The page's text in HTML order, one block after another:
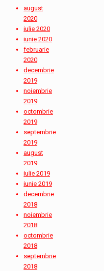
august
2020
iulie 2020
iunie 2020
februarie
2020
decembrie
2019
noiembrie
2019
octombrie
2019
septembrie
2019
august
2019
iulie 2019
iunie 2019
decembrie
2018
noiembrie
2018
octombrie
2018
septembrie
2018